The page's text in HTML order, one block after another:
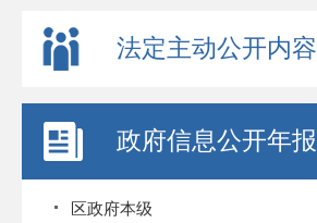
法定主动公开内容
政府信息公开年报
区政府本级